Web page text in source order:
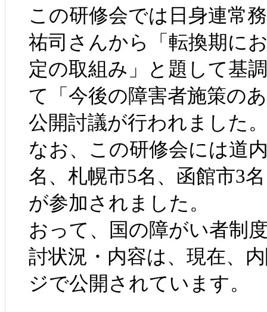
この研修会では日身連常
祐司さんから「転換期に
定の取組み」と題して基
て「今後の障害者施策の
公開討議が行われました
なお、この研修会には道
名、札幌市5名、函館市3
が参加されました。
おって、国の障がい者制
討状況・内容は、現在、
ジで公開されています。